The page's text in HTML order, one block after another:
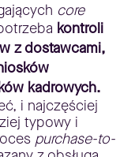
core
kontroli
z dostawcami,
kadrowych.
i najczęściej
typowy i
purchase-to-